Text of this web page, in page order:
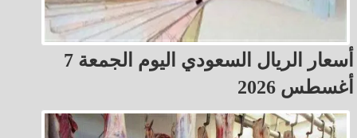
أسعار الريال السعودي اليوم الجمعة 7
أغسطس 2026